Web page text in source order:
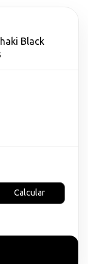
Black
Calcular